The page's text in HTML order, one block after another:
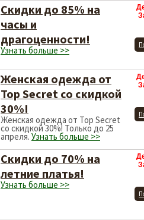
Скидки до 85% на
часы и
драгоценности!
Узнать больше >>
Женская одежда от
Top Secret со скидкой
30%!
Женская одежда от Top Secret
со скидкой 30%! Только до 25
апреля. Узнать больше >>
Скидки до 70% на
летние платья!
Узнать больше >>